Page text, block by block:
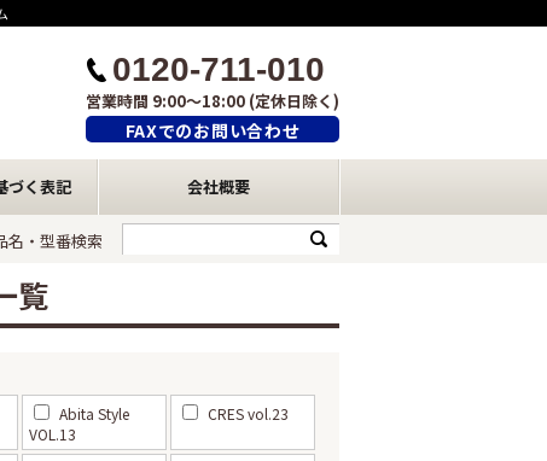
0120-711-010
営業時間 9:00～18:00 (定休日除く)
FAXでのお問い合わせ
づく表記 会社概要
名・型番検索
覧
Abita Style
VOL.13
CRES vol.23